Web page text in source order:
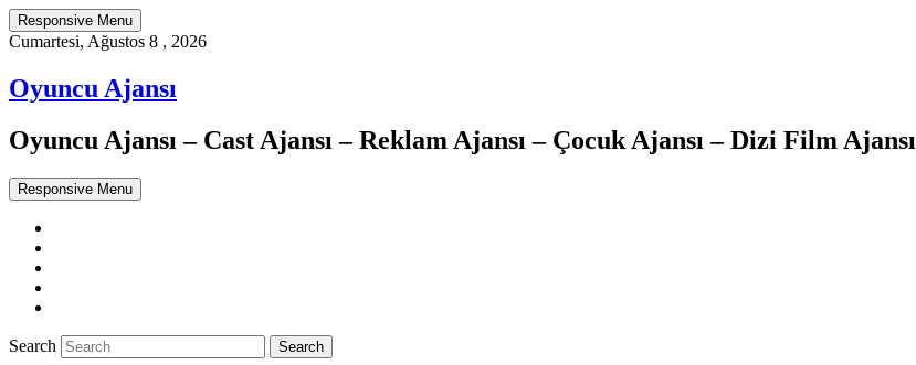
Responsive Menu
Cumartesi, Ağustos 8 , 2026
Oyuncu Ajansı
Oyuncu Ajansı – Cast Ajansı – Reklam Ajansı – Çocuk Ajansı – Dizi Film Ajansı
Responsive Menu
Search